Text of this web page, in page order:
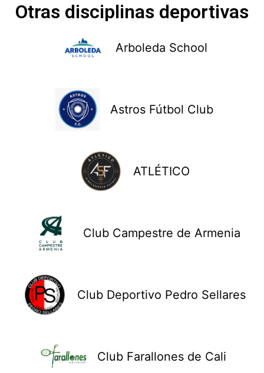
Otras disciplinas deportivas
Arboleda School
Astros Fútbol Club
ATLÉTICO
Club Campestre de Armenia
Club Deportivo Pedro Sellares
Club Farallones de Cali